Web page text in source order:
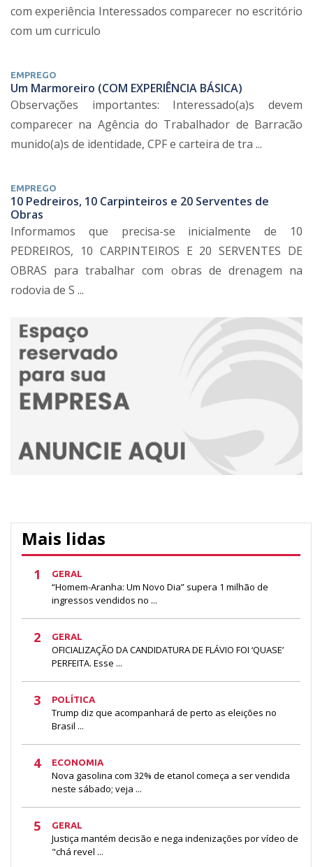
com experiência Interessados comparecer no escritório
com um curriculo
EMPREGO
Um Marmoreiro (COM EXPERIÊNCIA BÁSICA)
Observações importantes: Interessado(a)s devem
comparecer na Agência do Trabalhador de Barracão
munido(a)s de identidade, CPF e carteira de tra ...
EMPREGO
10 Pedreiros, 10 Carpinteiros e 20 Serventes de
Obras
Informamos que precisa-se inicialmente de 10
PEDREIROS, 10 CARPINTEIROS E 20 SERVENTES DE
OBRAS para trabalhar com obras de drenagem na
rodovia de S ...
Mais lidas
1 GERAL
“Homem-Aranha: Um Novo Dia” supera 1 milhão de
ingressos vendidos no ...
2 GERAL
OFICIALIZAÇÃO DA CANDIDATURA DE FLÁVIO FOI ‘QUASE’
PERFEITA. Esse ...
3 POLÍTICA
Trump diz que acompanhará de perto as eleições no
Brasil ...
4 ECONOMIA
Nova gasolina com 32% de etanol começa a ser vendida
neste sábado; veja ...
5 GERAL
Justiça mantém decisão e nega indenizações por vídeo de
"chá revel ...